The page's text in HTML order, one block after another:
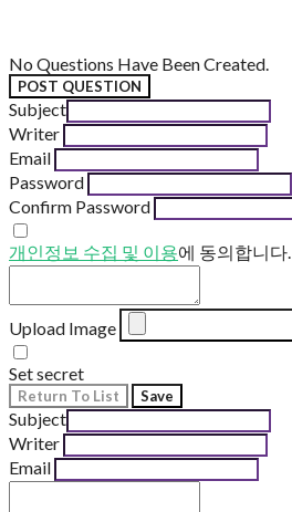
No Questions Have Been Created.
POST QUESTION
Subject
Writer
Email
Password
Confirm Password
개인정보 수집 및 이용에 동의합니다.
Upload Image
Set secret
Return To List Save
Subject
Writer
Email